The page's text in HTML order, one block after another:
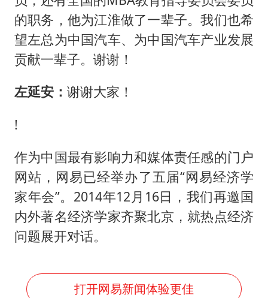
的职务，他为江淮做了一辈子。我们也希
望左总为中国汽车、为中国汽车产业发展
贡献一辈子。谢谢！
左延安： 谢谢大家！
!
作为中国最有影响力和媒体责任感的门户
网站，网易已经举办了五届“网易经济学
家年会”。2014年12月16日，我们再邀国
内外著名经济学家齐聚北京，就热点经济
问题展开对话。
打开网易新闻体验更佳